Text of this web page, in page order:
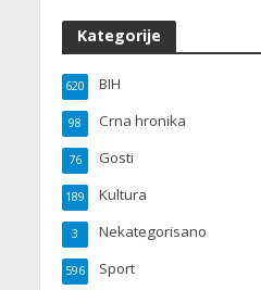
Kategorije
BIH
620
Crna hronika
98
Gosti
76
Kultura
189
Nekategorisano
3
Sport
596